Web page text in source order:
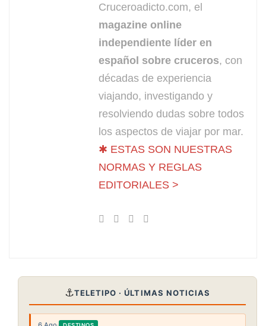
Cruceroadicto.com, el
magazine online
independiente líder en
español sobre cruceros, con
décadas de experiencia
viajando, investigando y
resolviendo dudas sobre todos
los aspectos de viajar por mar.
✱ ESTAS SON NUESTRAS
NORMAS Y REGLAS
EDITORIALES >
⚓TELETIPO · ÚLTIMAS NOTICIAS